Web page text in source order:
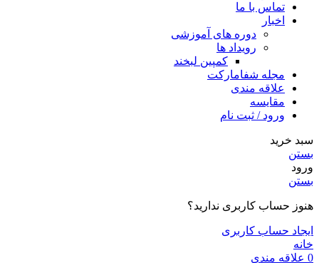
تماس با ما
اخبار
دوره های آموزشی
رویداد ها
کمپین لبخند
مجله شفامارکت
علاقه مندی
مقایسه
ورود / ثبت نام
سبد خرید
بستن
ورود
بستن
هنوز حساب کاربری ندارید؟
ایجاد حساب کاربری
خانه
0 علاقه مندی